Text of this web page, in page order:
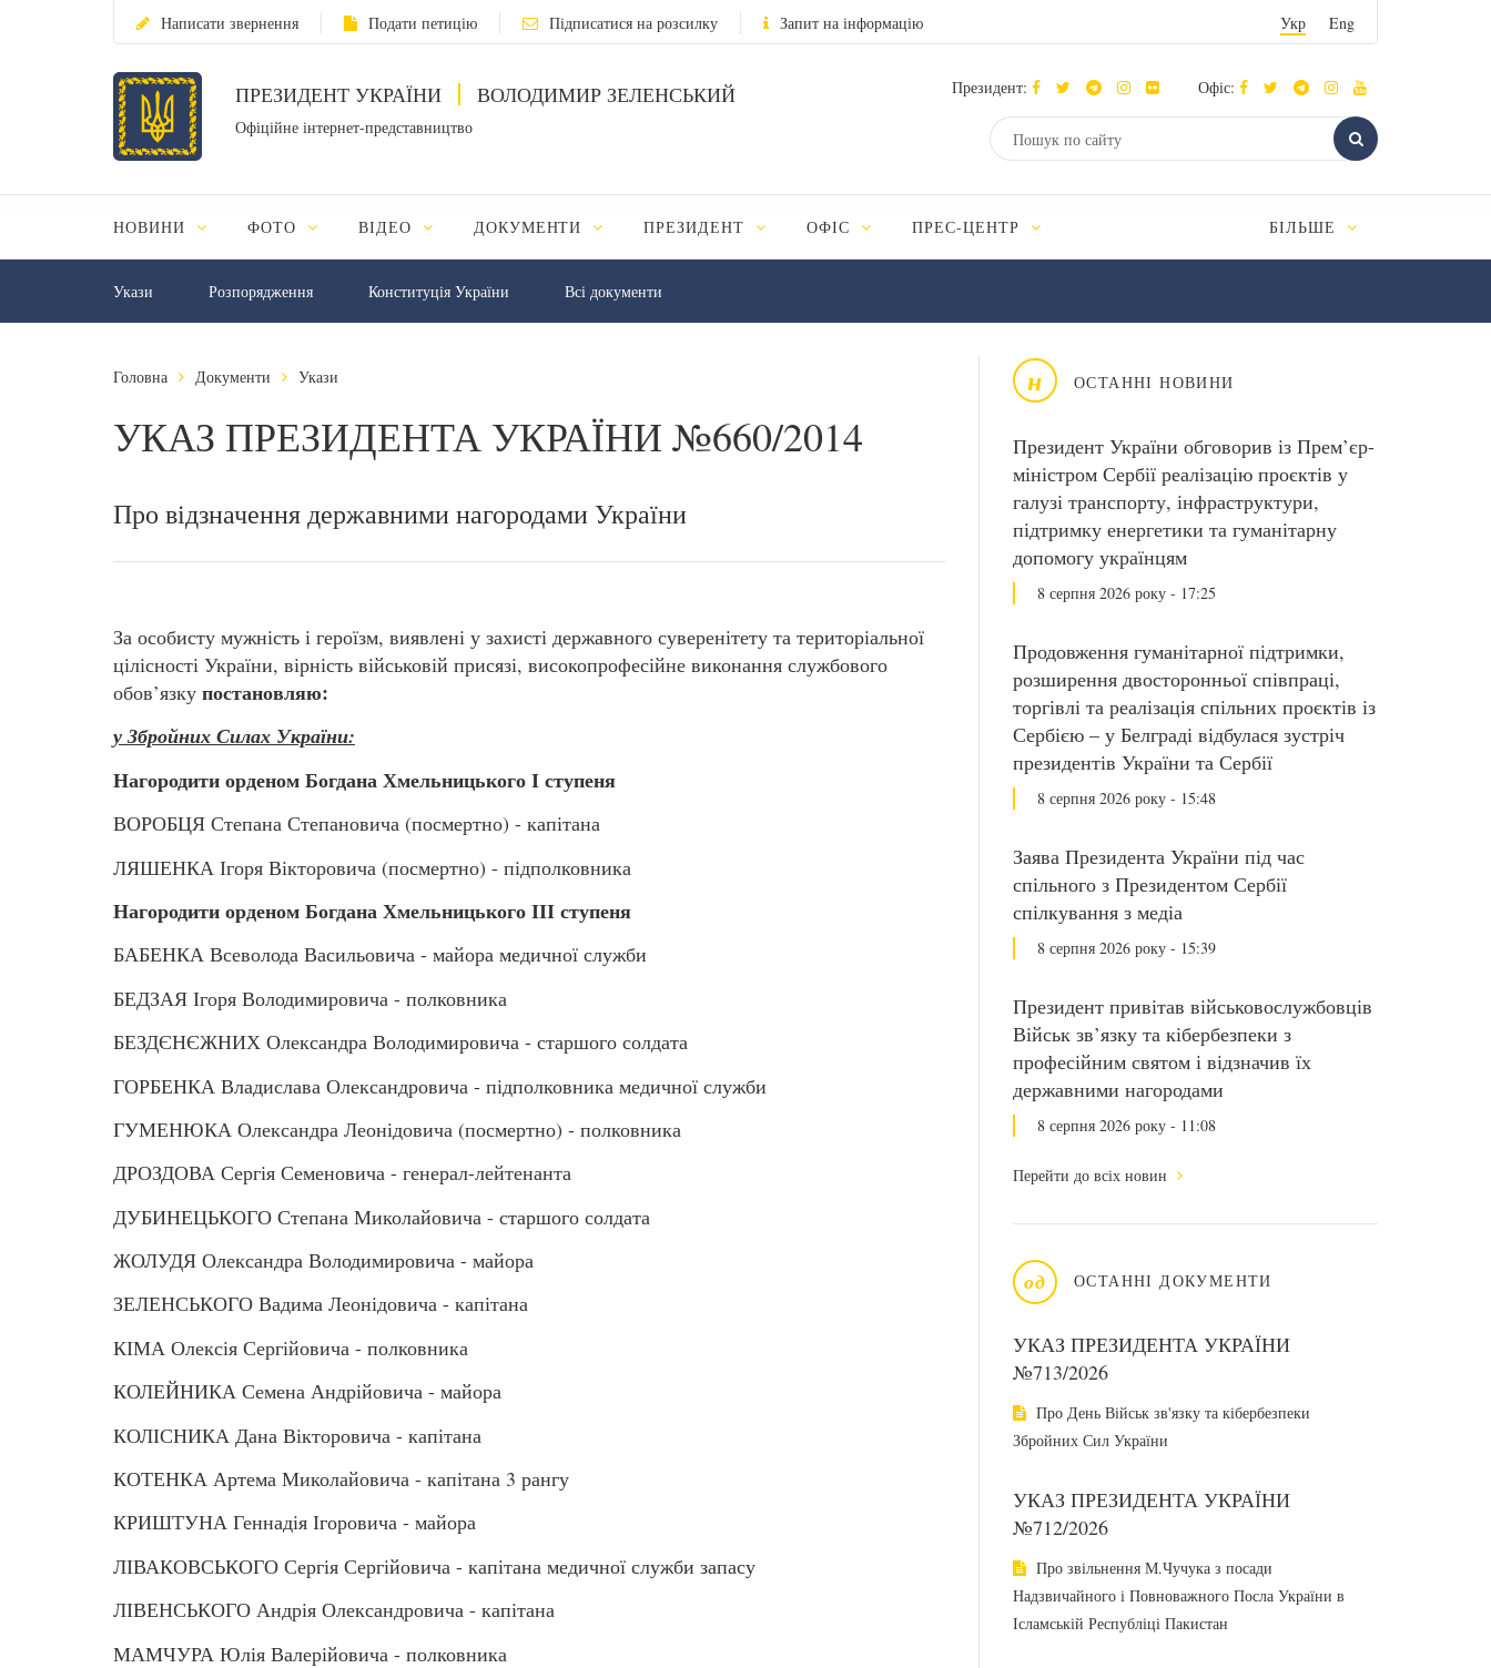
Написати звернення Подати петицію Підписатися на розсилку Запит на інформацію Укр Eng
ПРЕЗИДЕНТ УКРАЇНИ ВОЛОДИМИР ЗЕЛЕНСЬКИЙ
Офіційне інтернет-представництво
Президент: Офіс:
НОВИНИ ФОТО ВІДЕО ДОКУМЕНТИ ПРЕЗИДЕНТ ОФІС ПРЕС-ЦЕНТР БІЛЬШЕ
Укази Розпорядження Конституція України Всі документи
н ОСТАННІ НОВИНИ
Президент України обговорив із Прем’єр-
міністром Сербії реалізацію проєктів у
галузі транспорту, інфраструктури,
підтримку енергетики та гуманітарну
допомогу українцям
8 серпня 2026 року - 17:25
Продовження гуманітарної підтримки,
розширення двосторонньої співпраці,
торгівлі та реалізація спільних проєктів із
Сербією – у Белграді відбулася зустріч
президентів України та Сербії
8 серпня 2026 року - 15:48
Заява Президента України під час
спільного з Президентом Сербії
спілкування з медіа
8 серпня 2026 року - 15:39
Президент привітав військовослужбовців
Військ зв’язку та кібербезпеки з
професійним святом і відзначив їх
державними нагородами
8 серпня 2026 року - 11:08
Перейти до всіх новин
од ОСТАННІ ДОКУМЕНТИ
УКАЗ ПРЕЗИДЕНТА УКРАЇНИ
№713/2026
Про День Військ зв'язку та кібербезпеки
Збройних Сил України
УКАЗ ПРЕЗИДЕНТА УКРАЇНИ
№712/2026
Про звільнення М.Чучука з посади
Надзвичайного і Повноважного Посла України в
Ісламській Республіці Пакистан
Головна Документи Укази
УКАЗ ПРЕЗИДЕНТА УКРАЇНИ №660/2014
Про відзначення державними нагородами України
За особисту мужність і героїзм, виявлені у захисті державного суверенітету та територіальної
цілісності України, вірність військовій присязі, високопрофесійне виконання службового
обов’язку постановляю:
у Збройних Силах України:
Нагородити орденом Богдана Хмельницького І ступеня
ВОРОБЦЯ Степана Степановича (посмертно) - капітана
ЛЯШЕНКА Ігоря Вікторовича (посмертно) - підполковника
Нагородити орденом Богдана Хмельницького ІІІ ступеня
БАБЕНКА Всеволода Васильовича - майора медичної служби
БЕДЗАЯ Ігоря Володимировича - полковника
БЕЗДЄНЄЖНИХ Олександра Володимировича - старшого солдата
ГОРБЕНКА Владислава Олександровича - підполковника медичної служби
ГУМЕНЮКА Олександра Леонідовича (посмертно) - полковника
ДРОЗДОВА Сергія Семеновича - генерал-лейтенанта
ДУБИНЕЦЬКОГО Степана Миколайовича - старшого солдата
ЖОЛУДЯ Олександра Володимировича - майора
ЗЕЛЕНСЬКОГО Вадима Леонідовича - капітана
КІМА Олексія Сергійовича - полковника
КОЛЕЙНИКА Семена Андрійовича - майора
КОЛІСНИКА Дана Вікторовича - капітана
КОТЕНКА Артема Миколайовича - капітана 3 рангу
КРИШТУНА Геннадія Ігоровича - майора
ЛІВАКОВСЬКОГО Сергія Сергійовича - капітана медичної служби запасу
ЛІВЕНСЬКОГО Андрія Олександровича - капітана
МАМЧУРА Юлія Валерійовича - полковника